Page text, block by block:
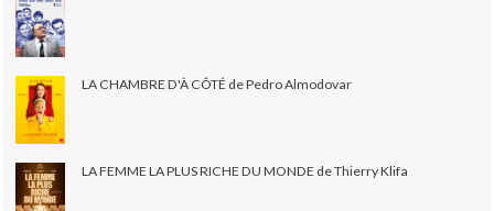
LA CHAMBRE D'À CÔTÉ de Pedro Almodovar
LA FEMME LA PLUS RICHE DU MONDE de Thierry Klifa